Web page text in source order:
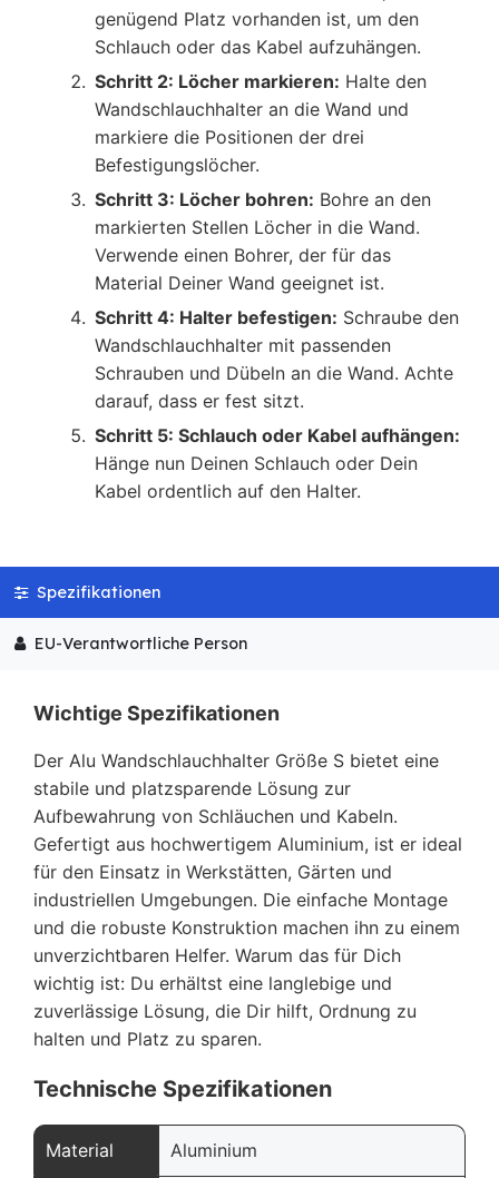
genügend Platz vorhanden ist, um den
Schlauch oder das Kabel aufzuhängen.
Schritt 2: Löcher markieren: Halte den
Wandschlauchhalter an die Wand und
markiere die Positionen der drei
Befestigungslöcher.
Schritt 3: Löcher bohren: Bohre an den
markierten Stellen Löcher in die Wand.
Verwende einen Bohrer, der für das
Material Deiner Wand geeignet ist.
Schritt 4: Halter befestigen: Schraube den
Wandschlauchhalter mit passenden
Schrauben und Dübeln an die Wand. Achte
darauf, dass er fest sitzt.
Schritt 5: Schlauch oder Kabel aufhängen:
Hänge nun Deinen Schlauch oder Dein
Kabel ordentlich auf den Halter.
Spezifikationen
EU-Verantwortliche Person
Wichtige Spezifikationen
Der Alu Wandschlauchhalter Größe S bietet eine
stabile und platzsparende Lösung zur
Aufbewahrung von Schläuchen und Kabeln.
Gefertigt aus hochwertigem Aluminium, ist er ideal
für den Einsatz in Werkstätten, Gärten und
industriellen Umgebungen. Die einfache Montage
und die robuste Konstruktion machen ihn zu einem
unverzichtbaren Helfer. Warum das für Dich
wichtig ist: Du erhältst eine langlebige und
zuverlässige Lösung, die Dir hilft, Ordnung zu
halten und Platz zu sparen.
Technische Spezifikationen
Material Aluminium